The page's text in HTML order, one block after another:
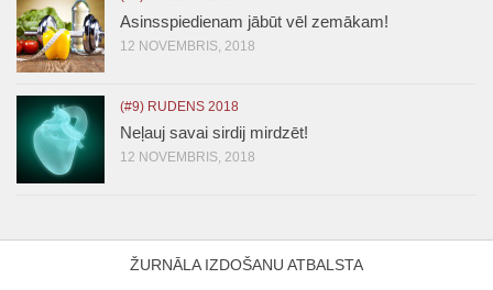
Asinsspiedienam jābūt vēl zemākam!
12 NOVEMBRIS, 2018
(#9) RUDENS 2018
Neļauj savai sirdij mirdzēt!
12 NOVEMBRIS, 2018
ŽURNĀLA IZDOŠANU ATBALSTA